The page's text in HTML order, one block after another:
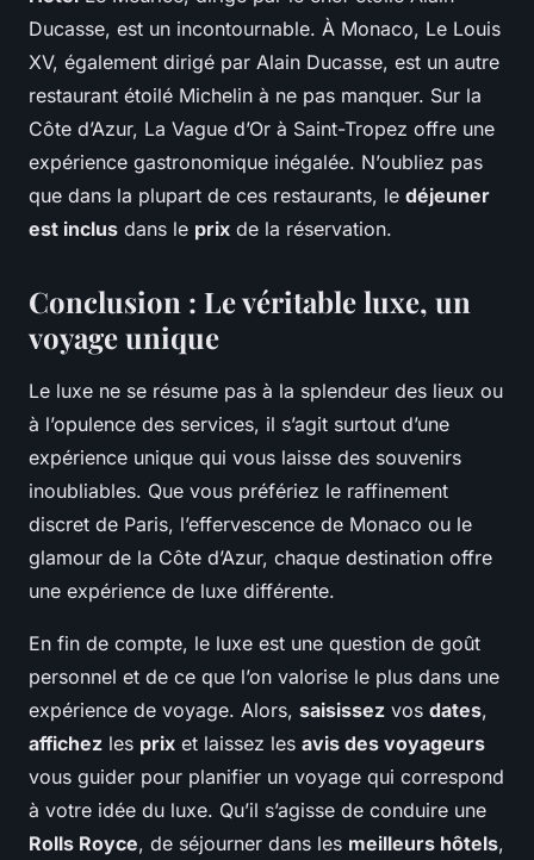
Ducasse, est un incontournable. À Monaco, Le Louis
XV, également dirigé par Alain Ducasse, est un autre
restaurant étoilé Michelin à ne pas manquer. Sur la
Côte d’Azur, La Vague d’Or à Saint-Tropez offre une
expérience gastronomique inégalée. N’oubliez pas
que dans la plupart de ces restaurants, le déjeuner
est inclus dans le prix de la réservation.
Conclusion : Le véritable luxe, un
voyage unique
Le luxe ne se résume pas à la splendeur des lieux ou
à l’opulence des services, il s’agit surtout d’une
expérience unique qui vous laisse des souvenirs
inoubliables. Que vous préfériez le raffinement
discret de Paris, l’effervescence de Monaco ou le
glamour de la Côte d’Azur, chaque destination offre
une expérience de luxe différente.
En fin de compte, le luxe est une question de goût
personnel et de ce que l’on valorise le plus dans une
expérience de voyage. Alors, saisissez vos dates,
affichez les prix et laissez les avis des voyageurs
vous guider pour planifier un voyage qui correspond
à votre idée du luxe. Qu’il s’agisse de conduire une
Rolls Royce, de séjourner dans les meilleurs hôtels,